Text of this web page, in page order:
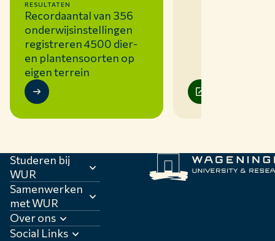
RESULTATEN
Recordaantal van 356
onderwijsinstellingen
registreren 4500 dier-
en plantensoorten op
eigen terrein
Studeren bij
WUR
Samenwerken
met WUR
Over ons
Social Links